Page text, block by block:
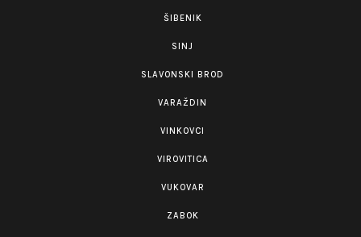
ŠIBENIK
SINJ
SLAVONSKI BROD
VARAŽDIN
VINKOVCI
VIROVITICA
VUKOVAR
ZABOK